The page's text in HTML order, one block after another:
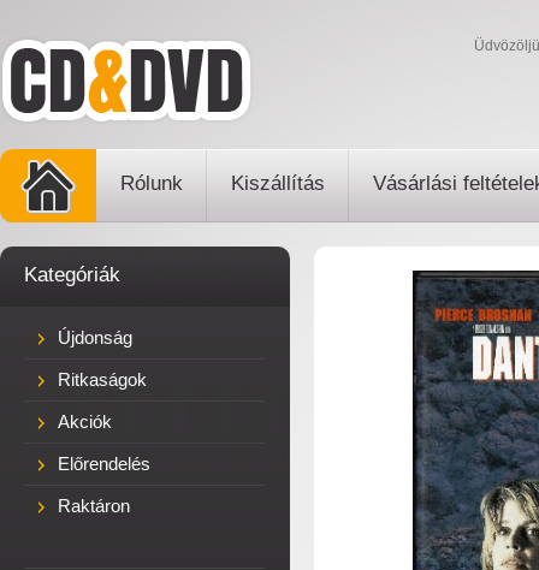
Rólunk Kiszállítás Vásárlási
Kategóriák
Újdonság
Ritkaságok
Akciók
Előrendelés
Raktáron